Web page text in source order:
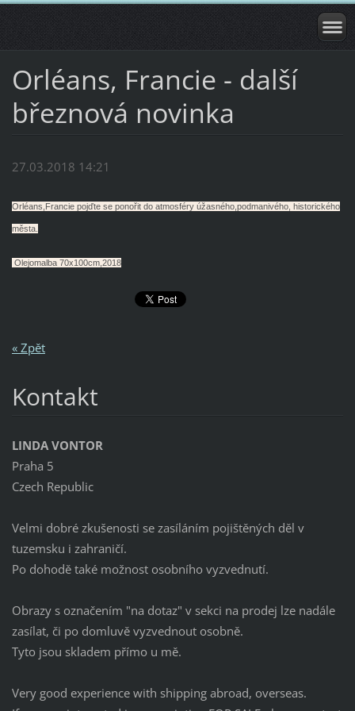
Orléans, Francie - další
březnová novinka
27.03.2018 14:21
Orléans,Francie pojďte se ponořit do atmosféry úžasného,podmanivého, historického
města.
Olejomalba 70x100cm,2018
« Zpět
Kontakt
LINDA VONTOR
Praha 5
Czech Republic
Velmi dobré zkušenosti se zasíláním pojištěných děl v
tuzemsku i zahraničí.
Po dohodě také možnost osobního vyzvednutí.
Obrazy s označením "na dotaz" v sekci na prodej lze nadále
zasílat, či po domluvě vyzvednout osobně.
Tyto jsou skladem přímo u mě.
Very good experience with shipping abroad, overseas.